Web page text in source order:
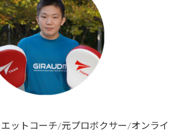
ットコーチ/元プロボクサー/オンライ